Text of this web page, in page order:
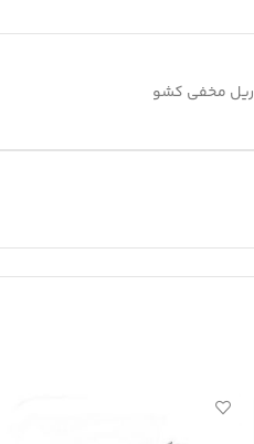
ریل مخفی کشو